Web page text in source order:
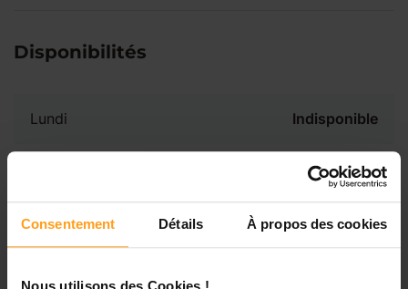
Consentement Détails À propos des cookies
Disponibilités
Lundi Indisponible
Disponible de 00:00 à 00:00
Mercredi Disponible de 00:00 à 00:30
Vous souhaitez connaître les